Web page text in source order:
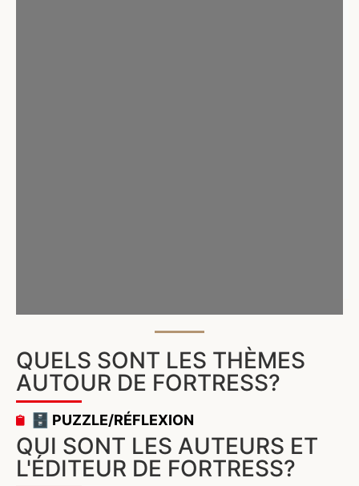
QUELS SONT LES THÈMES
AUTOUR DE FORTRESS?
🗄️ PUZZLE/RÉFLEXION
QUI SONT LES AUTEURS ET
L'ÉDITEUR DE FORTRESS?